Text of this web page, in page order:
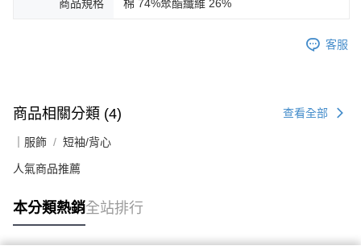
商品規格 棉 74%聚酯纖維 26%
客服
商品相關分類 (4) 查看全部
｜服飾 短袖/背心
人氣商品推薦
本分類熱銷全站排行